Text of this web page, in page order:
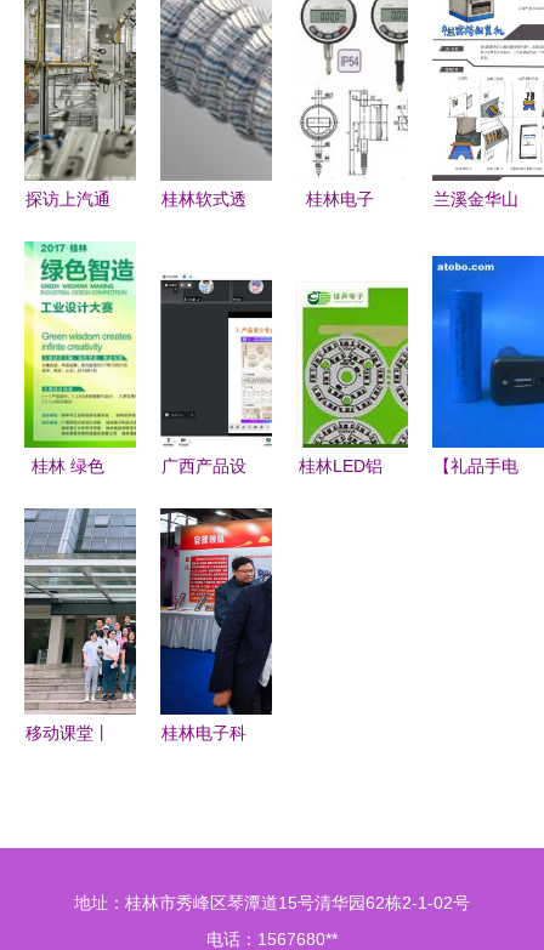
探访上汽通
工业美学与
智能精工的
交融
桂林软式透
南 鼎诺品
牌值得信赖
桂林电子
分表产品参
考信息
兰溪金华山
旅游创意设
计大赛圆满
落幕 机械
设备赛道优
纷呈
桂林 绿色
设计大赛启
幕 百万奖
金等你拿
广西产品设
室七月份活
动 毕业设
计专题研讨
机械设备方
向创新模式
桂林LED铝
片、价格
LED铝基板
【礼品手电
移动课堂丨
桂林电子科
品点亮艺术
地址：桂林市秀峰区琴潭道15号清华园62栋2-1-02号
电话：1567680**